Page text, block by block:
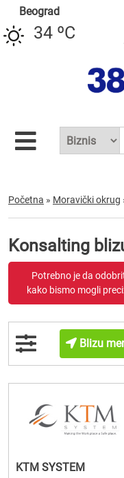
Beograd
34 ºC
Početna » Moravički okrug
Konsalting
Potrebno je da
kako bismo mogli
Blizu
KTM SYSTEM